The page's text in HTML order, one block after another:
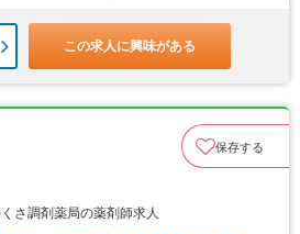
この求人に興味がある
保存する
さ調剤薬局の薬剤師求人